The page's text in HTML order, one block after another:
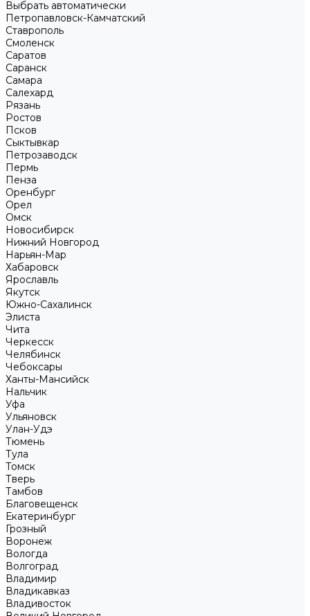
Выбрать автоматически
Петропавловск-Камчатский
Ставрополь
Смоленск
Саратов
Саранск
Самара
Салехард
Рязань
Ростов
Псков
Сыктывкар
Петрозаводск
Пермь
Пенза
Оренбург
Орел
Омск
Новосибирск
Нижний Новгород
Нарьян-Мар
Хабаровск
Ярославль
Якутск
Южно-Сахалинск
Элиста
Чита
Черкесск
Челябинск
Чебоксары
Ханты-Мансийск
Нальчик
Уфа
Ульяновск
Улан-Удэ
Тюмень
Тула
Томск
Тверь
Тамбов
Благовещенск
Екатеринбург
Грозный
Воронеж
Вологда
Волгоград
Владимир
Владикавказ
Владивосток